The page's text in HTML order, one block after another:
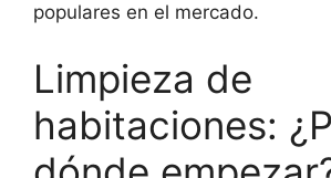
populares en el mercado.
Limpieza de
habitaciones: